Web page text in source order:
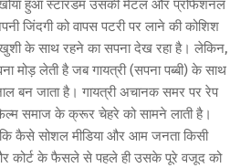
हुआ स्टारडम उसकी मेंटल और प्रोफेशनल
जिंदगी को वापस पटरी पर लाने की कोशिश
के साथ रहने का सपना देख रहा है। लेकिन,
मोड़ लेती है जब गायत्री (सपना पब्बी) के साथ
बन जाता है। गायत्री अचानक समर पर रेप
समाज के क्रूर चेहरे को सामने लाती है।
कि कैसे सोशल मीडिया और आम जनता किसी
और कोर्ट के फैसले से पहले ही उसके पूरे वजूद को